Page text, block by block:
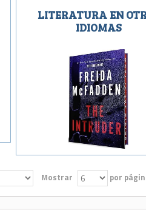
LITERATURA EN
IDIOMAS
Mostrar por